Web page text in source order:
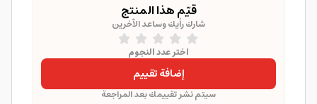
قيّم هذا المنتج
شارك رأيك وساعد الآخرين
اختر عدد النجوم
إضافة تقييم
سيتم نشر تقييمك بعد المراجعة